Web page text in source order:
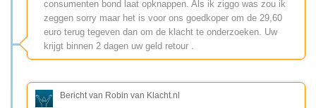
consumenten bond laat opknappen. Als ik ziggo was zou ik
zeggen sorry maar het is voor ons goedkoper om de 29,60
euro terug tegeven dan om de klacht te onderzoeken. Uw
krijgt binnen 2 dagen uw geld retour .
Bericht van Robin van Klacht.nl